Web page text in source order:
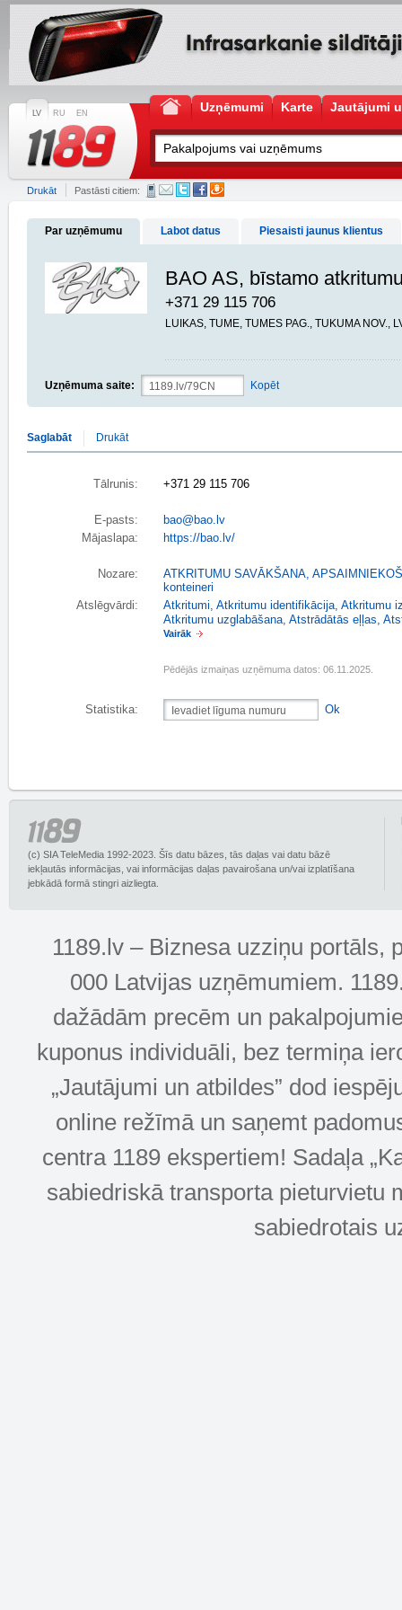
LV RU EN Uzņēmumi Karte Jautājumi
Drukāt Pastāsti citiem:
Par uzņēmumu Labot datus Piesaisti jaunus klientus
BAO AS, bīstamo
+371 29 115 706
LUIKAS, TUME, TUMES PAG., TUKUMA NOV.,
Uzņēmuma saite: Kopēt
Saglabāt Drukāt
Tālrunis: +371 29 115 706
E-pasts:
bao@bao.lv
Mājaslapa:
https://bao.lv/
Nozare:
ATKRITUMU SAVĀKŠANA,
konteineri
Atslēgvārdi:
Atkritumi, Atkritumu identifikācija, Atkritumu
Atkritumu uzglabāšana, Atstrādātās eļļas,
Vairāk
Pēdējās izmaiņas uzņēmuma datos: 06.11.2025.
Statistika: Ok
(c) SIA TeleMedia 1992-2023. Šīs datu bāzes, tās daļas vai datu bāzē
iekļautās informācijas, vai informācijas daļas pavairošana un/vai izplatīšana
jebkādā formā stingri aizliegta.
1189.lv – Biznesa uzziņu portāls,
000 Latvijas uzņēmumiem.
dažādām precēm un
kuponus individuāli, bez termiņa
„Jautājumi un atbildes” dod
online režīmā un saņemt
centra 1189 ekspertiem! Sadaļa
sabiedriskā transporta pieturvietu
sabiedrotais